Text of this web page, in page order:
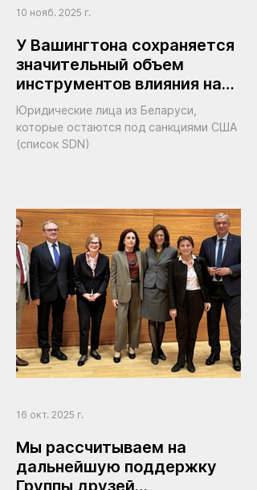
У Вашингтона сохраняется
значительный объем
инструментов влияния на
режим Лукашенко
Юридические лица из Беларуси,
которые остаются под санкциями США
(список SDN)
10 нояб. 2025 г.
Мы рассчитываем на
дальнейшую поддержку
Группы друзей
16 окт. 2025 г.